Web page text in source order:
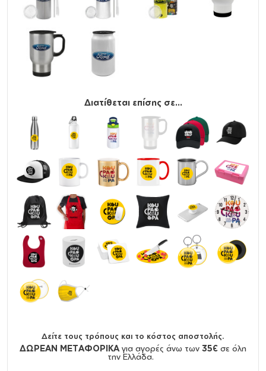
Διατίθεται επίσης σε...
Δείτε τους τρόπους και το κόστος αποστολής.
ΔΩΡΕΑΝ ΜΕΤΑΦΟΡΙΚΑ για αγορές άνω των 35€ σε όλη
την Ελλάδα.